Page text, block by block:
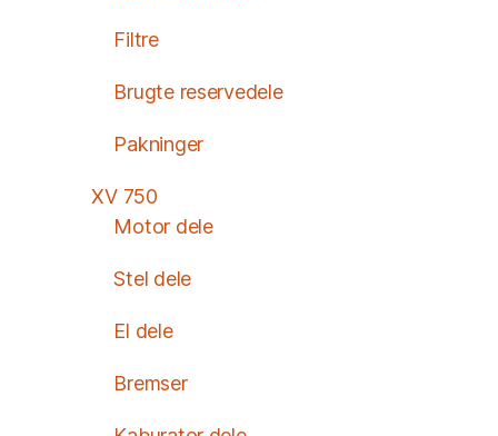
Filtre
Brugte reservedele
Pakninger
XV 750
Motor dele
Stel dele
El dele
Bremser